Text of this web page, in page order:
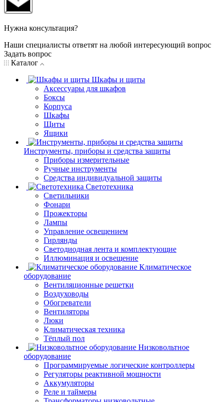
Нужна консультация?
Наши специалисты ответят на любой интересующий вопрос
Задать вопрос
Каталог
Шкафы и щиты
Аксессуары для шкафов
Боксы
Корпуса
Шкафы
Щиты
Ящики
Инструменты, приборы и средства защиты
Приборы измерительные
Ручные инструменты
Средства индивидуальной защиты
Светотехника
Светильники
Фонари
Прожекторы
Лампы
Управление освещением
Гирлянды
Светодиодная лента и комплектующие
Иллюминация и освещение
Климатическое
оборудование
Вентиляционные решетки
Воздуховоды
Обогреватели
Вентиляторы
Люки
Климатическая техника
Тёплый пол
Низковольтное
оборудование
Программируемые логические контроллеры
Регуляторы реактивной мощности
Аккумуляторы
Реле и таймеры